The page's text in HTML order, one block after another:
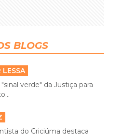
BLOGS
LESSA
verde" da Justiça para
do Criciúma destaca